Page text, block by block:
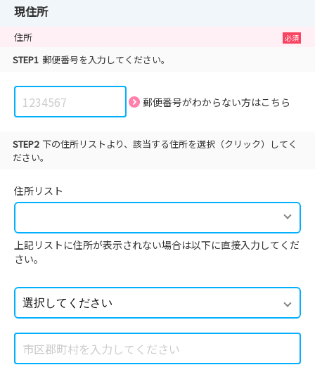
現住所
住所
STEP1 郵便番号を入力してください。
郵便番号がわからない方はこちら
STEP2 下の住所リストより、該当する住所を選択（クリック）してく
ださい。
住所リスト
上記リストに住所が表示されない場合は以下に直接入力してくだ
さい。